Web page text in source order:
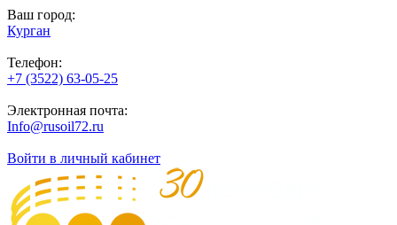
Ваш город:
Курган
Телефон:
+7 (3522) 63-05-25
Электронная почта:
Info@rusoil72.ru
Войти в личный кабинет